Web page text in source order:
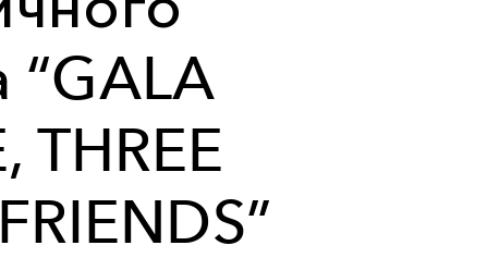
“GALA
THREE